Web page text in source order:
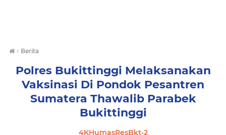
› Berita
Polres Bukittinggi Melaksanakan
Vaksinasi Di Pondok Pesantren
Sumatera Thawalib Parabek
Bukittinggi
4KHumasResBkt-2